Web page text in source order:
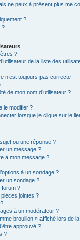
ne peux à présent plus me
?
?
?
de la liste des
n’est toujours pas correcte !
!
de mon nom d’utilisateur ?
le modifier ?
lorsque je clique sur le
ou une réponse ?
un message ?
à mon message ?
à un sondage ?
un sondage ?
forum ?
jointes ?
à un modérateur ?
brouillon » affiché lors de
approuvé ?
?